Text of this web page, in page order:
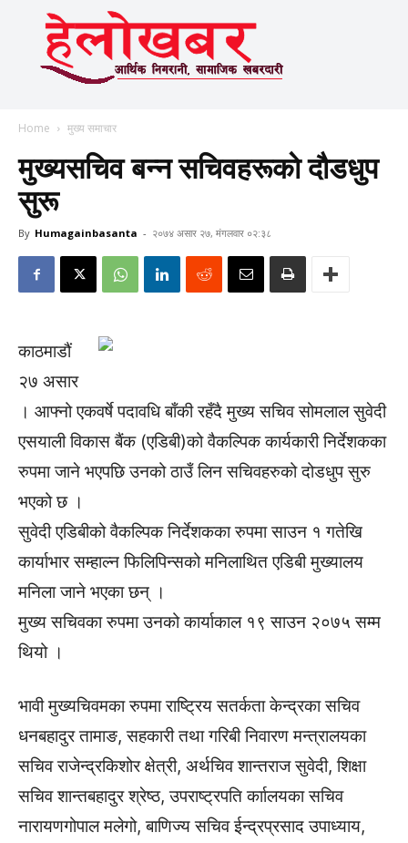
Home मुख्य समाचार
मुख्यसचिव बन्न सचिवहरूकाे दौडधुप
सुरू
By Humagainbasanta - २०७४ असार २७, मंगलवार ०२:३८
काठमाडौं
२७ असार
। आफ्नो एकवर्षे पदावधि बाँकी रहँदै मुख्य सचिव सोमलाल सुवेदी
एसयाली विकास बैंक (एडिबी)को वैकल्पिक कार्यकारी निर्देशकका
रुपमा जाने भएपछि उनको ठाउँ लिन सचिवहरुको दोडधुप सुरु
भएको छ ।
सुवेदी एडिबीको वैकल्पिक निर्देशकका रुपमा साउन १ गतेखि
कार्याभार सम्हाल्न फिलिपिन्सको मनिलाथित एडिबी मुख्यालय
मनिला जाने भएका छन् ।
मुख्य सचिवका रुपमा उनको कार्याकाल १९ साउन २०७५ सम्म
थियो ।
भावी मुख्यचिवमका रुपमा राष्ट्रिय सतर्कता केन्द्रका सचिव
धनबहादुर तामाङ, सहकारी तथा गरिबी निवारण मन्त्रालयका
सचिव राजेन्द्रकिशोर क्षेत्री, अर्थचिव शान्तराज सुवेदी, शिक्षा
सचिव शान्तबहादुर श्रेष्ठ, उपराष्ट्रपति र्काालयका सचिव
नारायणगोपाल मलेगो, बाणिज्य सचिव ईन्द्रप्रसाद उपाध्याय,